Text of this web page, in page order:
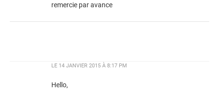
remercie par avance
LE 14 JANVIER 2015 À 8:17 PM
Hello,